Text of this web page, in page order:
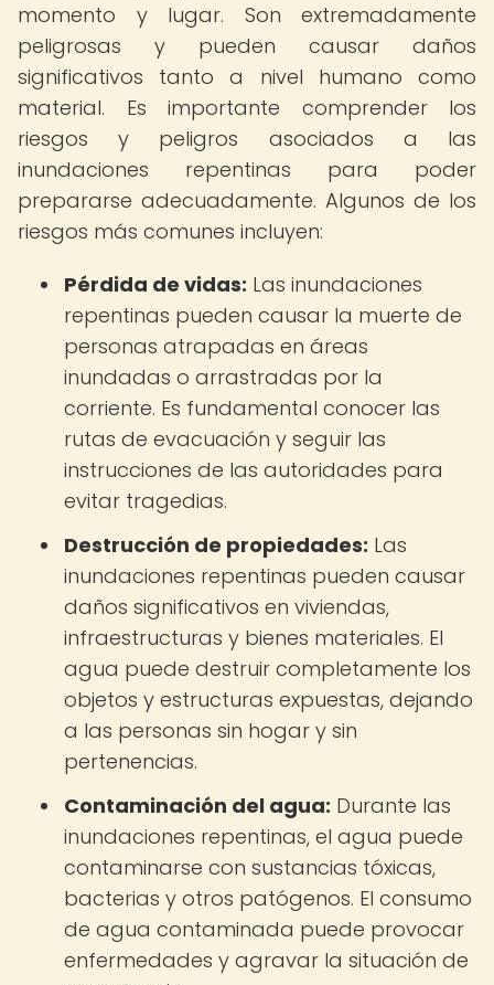
momento y lugar. Son extremadamente
peligrosas y pueden causar daños
significativos tanto a nivel humano como
material. Es importante comprender los
riesgos y peligros asociados a las
inundaciones repentinas para poder
prepararse adecuadamente. Algunos de los
riesgos más comunes incluyen:
Pérdida de vidas: Las inundaciones
repentinas pueden causar la muerte de
personas atrapadas en áreas
inundadas o arrastradas por la
corriente. Es fundamental conocer las
rutas de evacuación y seguir las
instrucciones de las autoridades para
evitar tragedias.
Destrucción de propiedades: Las
inundaciones repentinas pueden causar
daños significativos en viviendas,
infraestructuras y bienes materiales. El
agua puede destruir completamente los
objetos y estructuras expuestas, dejando
a las personas sin hogar y sin
pertenencias.
Contaminación del agua: Durante las
inundaciones repentinas, el agua puede
contaminarse con sustancias tóxicas,
bacterias y otros patógenos. El consumo
de agua contaminada puede provocar
enfermedades y agravar la situación de